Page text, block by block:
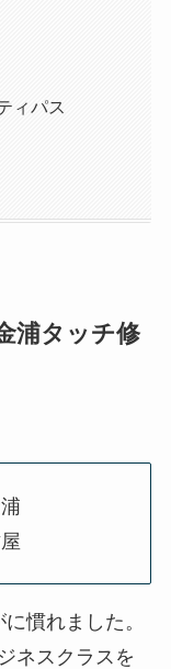
ィパス
浦タッチ修
慣れました。
ネスクラスを